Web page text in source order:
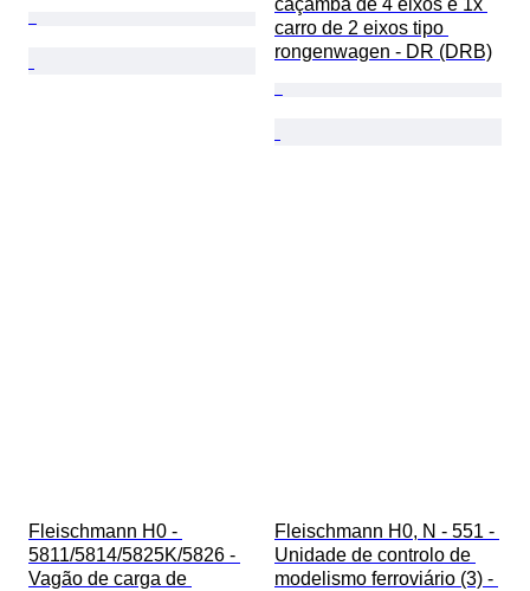
caçamba de 4 eixos e 1x
carro de 2 eixos tipo
rongenwagen - DR (DRB)
Fleischmann H0 -
5811/5814/5825K/5826 -
Vagão de carga de
Fleischmann H0, N - 551 -
Unidade de controlo de
modelismo ferroviário (3) -